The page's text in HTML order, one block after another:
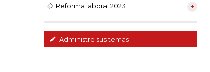
Reforma laboral 2023
Administre sus temas